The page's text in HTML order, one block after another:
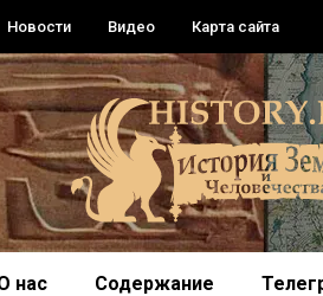
Новости Видео Карта сайта
нас Содержание